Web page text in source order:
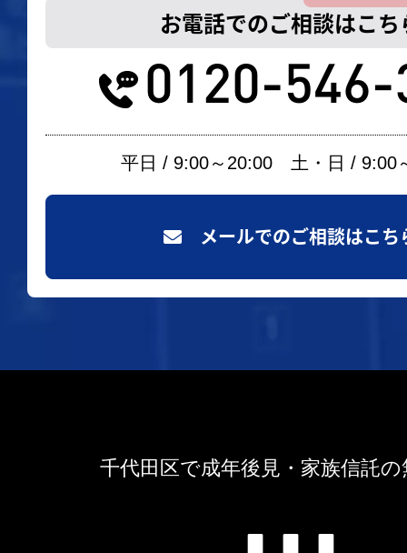
お電話でのご相談はこち
0120-546-
平日 / 9:00～20:00 土・日 / 9:00
メールでのご相談はこち
千代田区で成年後見・家族信託の